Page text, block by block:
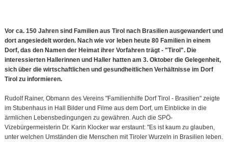
Vor ca. 150 Jahren sind Familien aus Tirol nach Brasilien ausgewandert und
dort angesiedelt worden. Nach wie vor leben heute 80 Familien in einem
Dorf, das den Namen der Heimat ihrer Vorfahren trägt - "Tirol". Die
interessierten Hallerinnen und Haller hatten am 3. Oktober die Gelegenheit,
sich über die wirtschaftlichen und gesundheitlichen Verhältnisse im Dorf
Tirol zu informieren.
Rudolf Rainer, Obmann des Vereins "Familienhilfe Dorf Tirol - Brasilien" zeigte
im Stubenhaus in Hall Bilder und Filme aus dem Dorf, um Einblicke in die
ärmlichen Lebensbedingungen zu gewähren. Auch die SPÖ-
Vizebürgermeisterin Dr. Karin Klocker war erstaunt: "Es ist kaum zu glauben,
unter welchen Umständen die Menschen mit Tiroler Wurzeln in Brasilien leben.